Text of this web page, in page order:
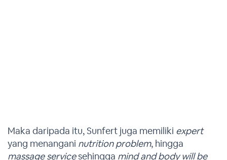
Maka daripada itu, Sunfert juga memiliki expert
yang menangani nutrition problem, hingga
massage servicesehingga mind and body will be